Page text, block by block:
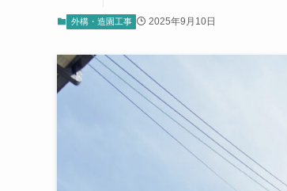
外構・造園工事 2025年9月10日